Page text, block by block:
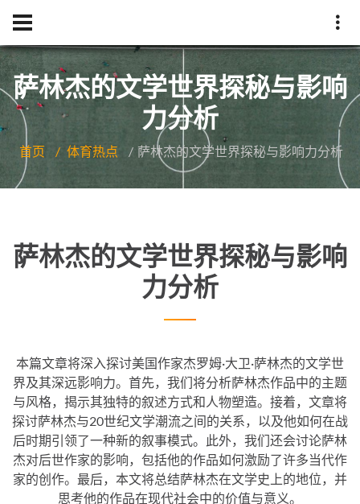
萨林杰的文学世界探秘与影响
力分析
首页 体育热点 萨林杰的文学世界探秘与影响力分析
萨林杰的文学世界探秘与影响
力分析
本篇文章将深入探讨美国作家杰罗姆·大卫·萨林杰的文学世
界及其深远影响力。首先，我们将分析萨林杰作品中的主题
与风格，揭示其独特的叙述方式和人物塑造。接着，文章将
探讨萨林杰与20世纪文学潮流之间的关系，以及他如何在战
后时期引领了一种新的叙事模式。此外，我们还会讨论萨林
杰对后世作家的影响，包括他的作品如何激励了许多当代作
家的创作。最后，本文将总结萨林杰在文学史上的地位，并
思考他的作品在现代社会中的价值与意义。